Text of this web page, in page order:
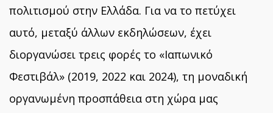
πολιτισμού στην Ελλάδα. Για να το πετύχει
αυτό, μεταξύ άλλων εκδηλώσεων, έχει
διοργανώσει τρεις φορές το «Ιαπωνικό
Φεστιβάλ» (2019, 2022 και 2024), τη μοναδική
οργανωμένη προσπάθεια στη χώρα μας